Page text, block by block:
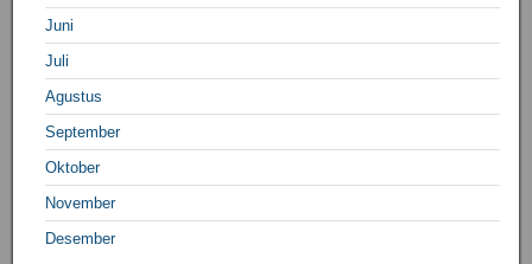
Juni
Juli
Agustus
September
Oktober
November
Desember